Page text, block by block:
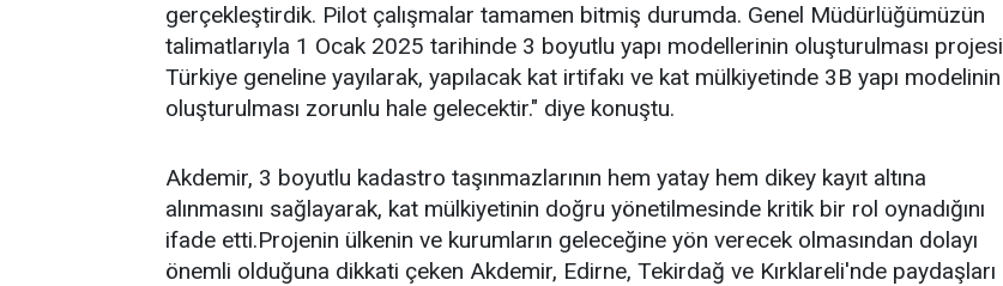
gerçekleştirdik. Pilot çalışmalar tamamen bitmiş durumda. Genel Müdürlüğümüzün
talimatlarıyla 1 Ocak 2025 tarihinde 3 boyutlu yapı modellerinin oluşturulması projesi
Türkiye geneline yayılarak, yapılacak kat irtifakı ve kat mülkiyetinde 3B yapı modelinin
oluşturulması zorunlu hale gelecektir." diye konuştu.
Akdemir, 3 boyutlu kadastro taşınmazlarının hem yatay hem dikey kayıt altına
alınmasını sağlayarak, kat mülkiyetinin doğru yönetilmesinde kritik bir rol oynadığını
ifade etti.Projenin ülkenin ve kurumların geleceğine yön verecek olmasından dolayı
önemli olduğuna dikkati çeken Akdemir, Edirne, Tekirdağ ve Kırklareli'nde paydaşları